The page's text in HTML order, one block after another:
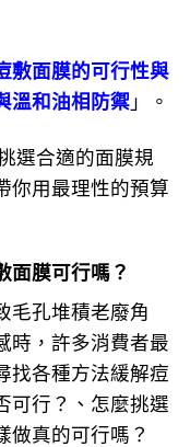
敷面膜的可行性與
溫和油相防禦 」。
選合適的面膜規
你用最理性的預算
面膜可行嗎？
孔堆積老廢角
時，許多消費者最
找各種方法緩解痘
可行？、怎麼挑選
做真的可行嗎？